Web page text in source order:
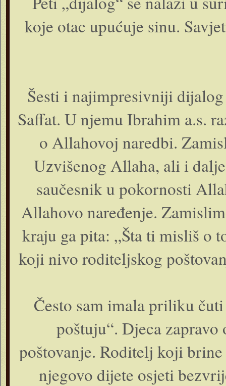
koje otac upućuje sinu.
Šesti i najimpresivniji
Saffat. U njemu Ibrahim a.s.
o Allahovoj naredbi.
Uzvišenog Allaha, ali i
saučesnik u pokornosti
Allahovo naređenje.
kraju ga pita: „Šta ti misliš o
koji nivo roditeljskog
Često sam imala priliku
poštuju“. Djeca
poštovanje. Roditelj koji
njegovo dijete osjeti